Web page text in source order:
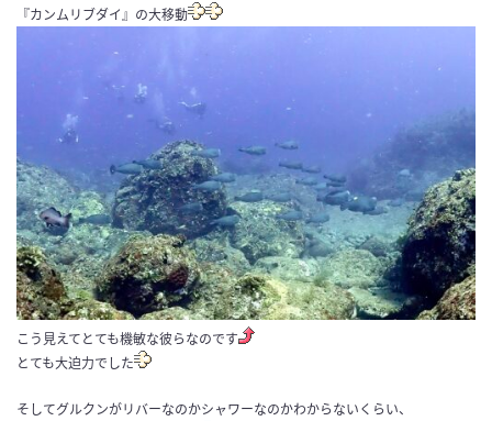
『カンムリブダイ』の大移動
こう見えてとても機敏な彼らなのです
とても大迫力でした
そしてグルクンがリバーなのかシャワーなのかわからないくらい、